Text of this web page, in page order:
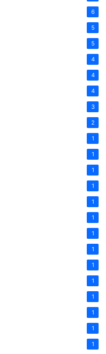
6
5
5
4
4
4
3
2
1
1
1
1
1
1
1
1
1
1
1
1
1
1